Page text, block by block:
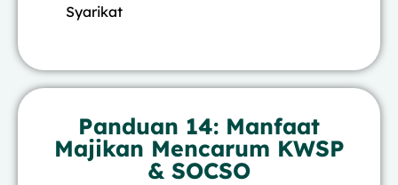
Syarikat
Panduan 14: Manfaat
Majikan Mencarum KWSP
& SOCSO